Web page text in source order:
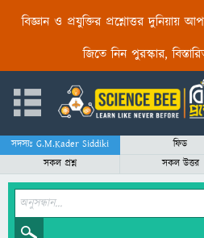
বিজ্ঞান ও প্রযুক্তির প্রশ্নোত্তর দুনিয়ায়
জিতে নিন পুরস্কার,
সদস্যঃ G.M.Kader Siddiki ফিড
সকল প্রশ্ন
সকল উত্তর